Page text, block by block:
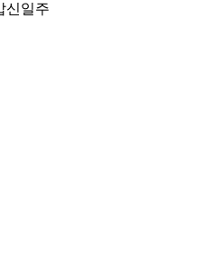
신일주